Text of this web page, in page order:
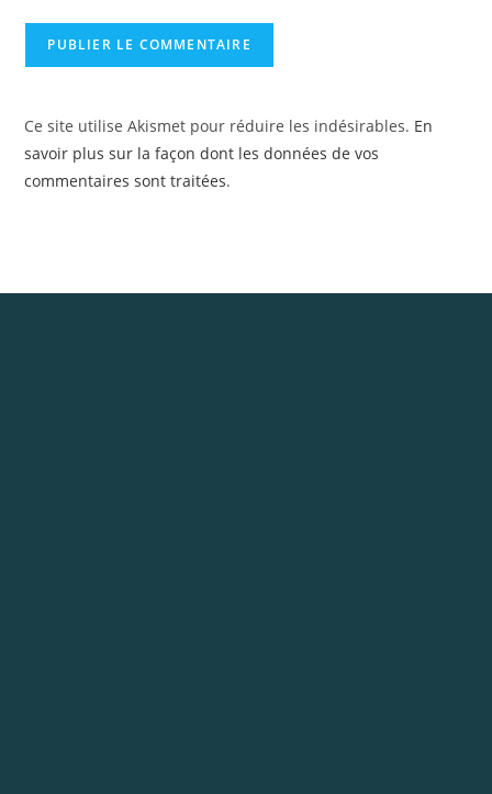
Ce site utilise Akismet pour réduire les indésirables. En
savoir plus sur la façon dont les données de vos
commentaires sont traitées.